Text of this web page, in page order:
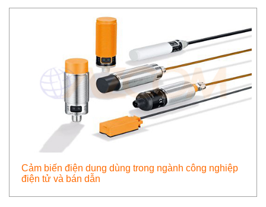
Cảm biến điện dung dùng trong ngành công nghiệp
điện tử và bán dẫn